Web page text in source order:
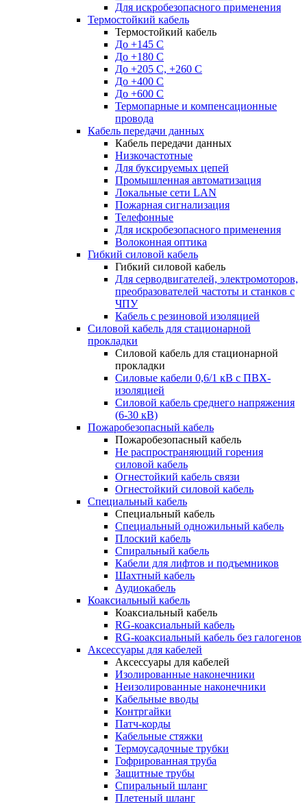
Для искробезопасного применения
Термостойкий кабель
Термостойкий кабель
До +145 С
До +180 C
До +205 С, +260 С
До +400 C
До +600 С
Термопарные и компенсационные
провода
Кабель передачи данных
Кабель передачи данных
Низкочастотные
Для буксируемых цепей
Промышленная автоматизация
Локальные сети LAN
Пожарная сигнализация
Телефонные
Для искробезопасного применения
Волоконная оптика
Гибкий силовой кабель
Гибкий силовой кабель
Для серводвигателей, электромоторов,
преобразователей частоты и станков с
ЧПУ
Кабель с резиновой изоляцией
Силовой кабель для стационарной
прокладки
Силовой кабель для стационарной
прокладки
Силовые кабели 0,6/1 кВ с ПВХ-
изоляцией
Силовой кабель среднего напряжения
(6-30 кВ)
Пожаробезопасный кабель
Пожаробезопасный кабель
Не распространяющий горения
силовой кабель
Огнестойкий кабель связи
Огнестойкий силовой кабель
Специальный кабель
Специальный кабель
Специальный одножильный кабель
Плоский кабель
Спиральный кабель
Кабели для лифтов и подъемников
Шахтный кабель
Аудиокабель
Коаксиальный кабель
Коаксиальный кабель
RG-коаксиальный кабель
RG-коаксиальный кабель без галогенов
Аксессуары для кабелей
Аксессуары для кабелей
Изолированные наконечники
Неизолированные наконечники
Кабельные вводы
Контргайки
Патч-корды
Кабельные стяжки
Термоусадочные трубки
Гофрированная труба
Защитные трубы
Спиральный шланг
Плетеный шланг